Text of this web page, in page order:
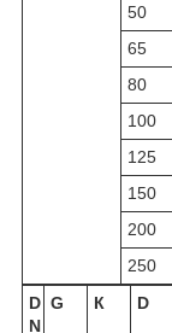
50
65
80
100
125
150
200
250
D
N
G К D